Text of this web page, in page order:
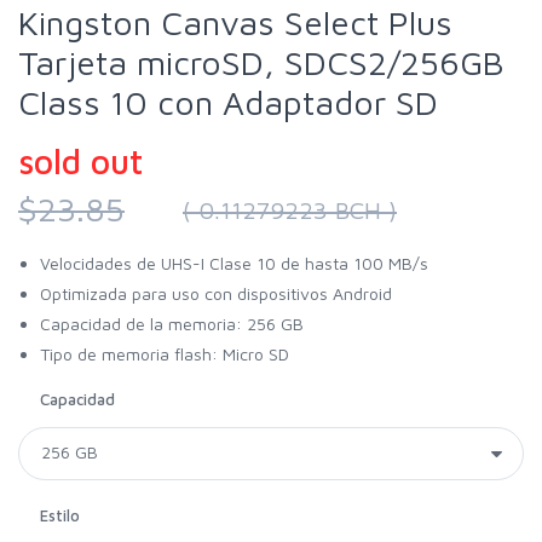
Kingston Canvas Select Plus
Tarjeta microSD, SDCS2/256GB
Class 10 con Adaptador SD
sold out
$23.85
( 0.11279223 BCH )
Velocidades de UHS-I Clase 10 de hasta 100 MB/s
Optimizada para uso con dispositivos Android
Capacidad de la memoria: 256 GB
Tipo de memoria flash: Micro SD
Capacidad
Estilo